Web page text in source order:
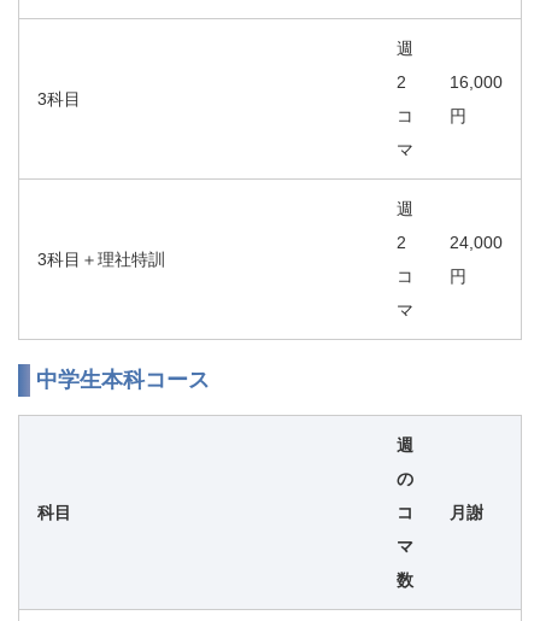
3科目
週
2
コ
マ
16,000
円
3科目＋理社特訓
週
2
コ
マ
24,000
円
中学生本科コース
科目
週
の
コ
マ
数
月謝